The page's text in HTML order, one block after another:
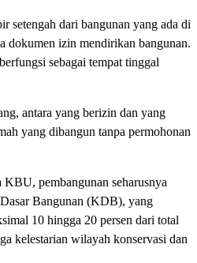
setengah dari bangunan yang ada di
dokumen izin mendirikan bangunan.
sebagai tempat tinggal
antara yang berizin dan yang
yang dibangun tanpa permohonan
pembangunan seharusnya
Bangunan (KDB), yang
10 hingga 20 persen dari total
kelestarian wilayah konservasi dan